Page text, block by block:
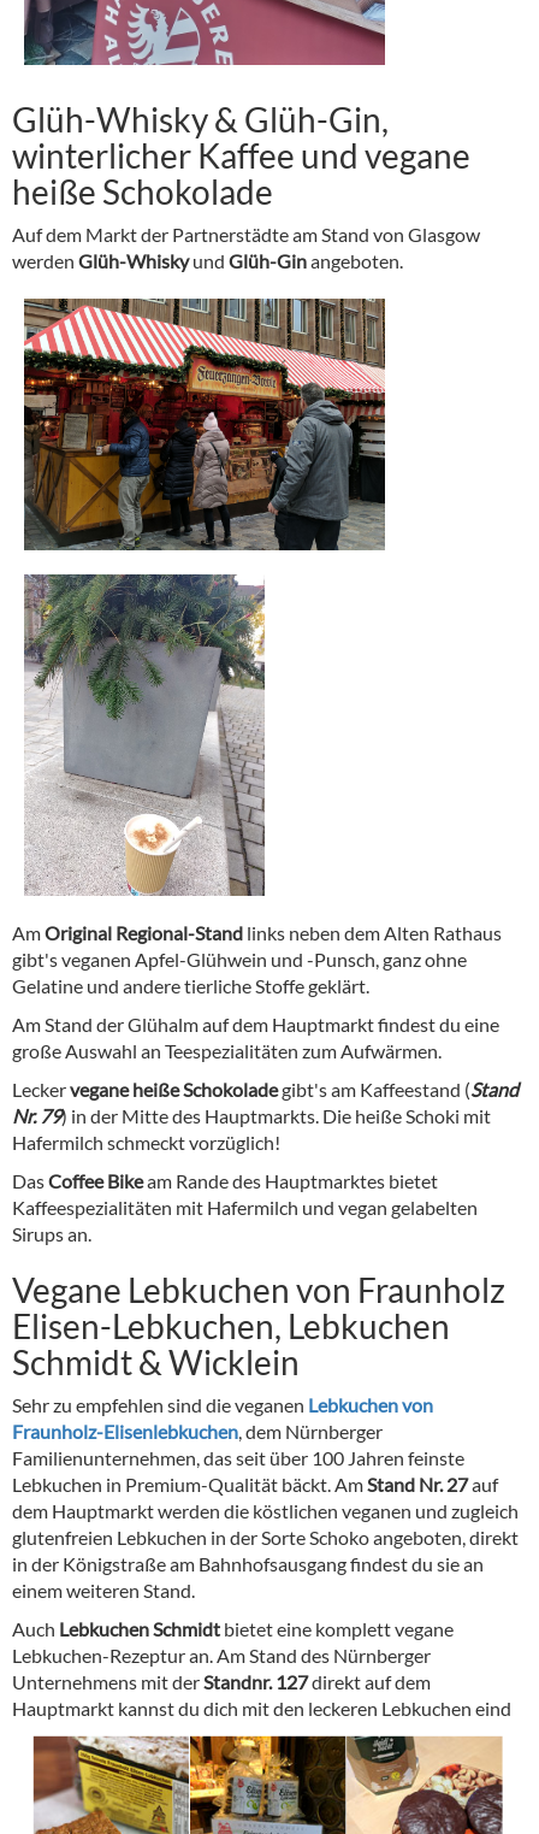
Glüh-Whisky & Glüh-Gin,
winterlicher Kaffee und vegane
heiße Schokolade
Auf dem Markt der Partnerstädte am Stand von Glasgow
werden Glüh-Whiskyund Glüh-Ginangeboten.
AmOriginal Regional-Stand links neben dem Alten Rathaus
gibt's veganen Apfel-Glühwein und -Punsch, ganz ohne
Gelatine und andere tierliche Stoffe geklärt.
Am Stand der Glühalm auf dem Hauptmarkt findest du eine
große Auswahl an Teespezialitäten zum Aufwärmen.
Leckervegane heiße Schokoladegibt's am Kaffeestand (Stand
Nr. 79) in der Mitte des Hauptmarkts. Die heiße Schoki mit
Hafermilch schmeckt vorzüglich!
DasCoffee Bikeam Rande des Hauptmarktes bietet
Kaffeespezialitäten mit Hafermilch und vegan gelabelten
Sirups an.
Vegane Lebkuchen von Fraunholz
Elisen-Lebkuchen, Lebkuchen
Schmidt & Wicklein
Sehr zu empfehlen sind die veganen Lebkuchen von
Fraunholz-Elisenlebkuchen , dem Nürnberger
Familienunternehmen, das seit über 100 Jahren feinste
Lebkuchen in Premium-Qualität bäckt. Am Stand Nr. 27auf
dem Hauptmarkt werden die köstlichen veganen und zugleich
glutenfreien Lebkuchen in der Sorte Schoko angeboten, direkt
in der Königstraße am Bahnhofsausgang findest du sie an
einem weiteren Stand.
Auch Lebkuchen Schmidt bietet eine komplett vegane
Lebkuchen-Rezeptur an. Am Stand des Nürnberger
Unternehmens mit der Standnr. 127direkt auf dem
Hauptmarkt kannst du dich mit den leckeren Lebkuchen eind